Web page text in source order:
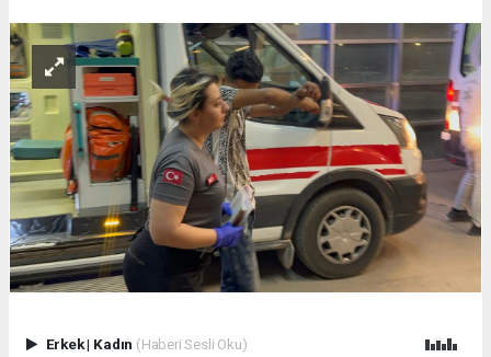
Erkek| Kadın (Haberi Sesli Oku)